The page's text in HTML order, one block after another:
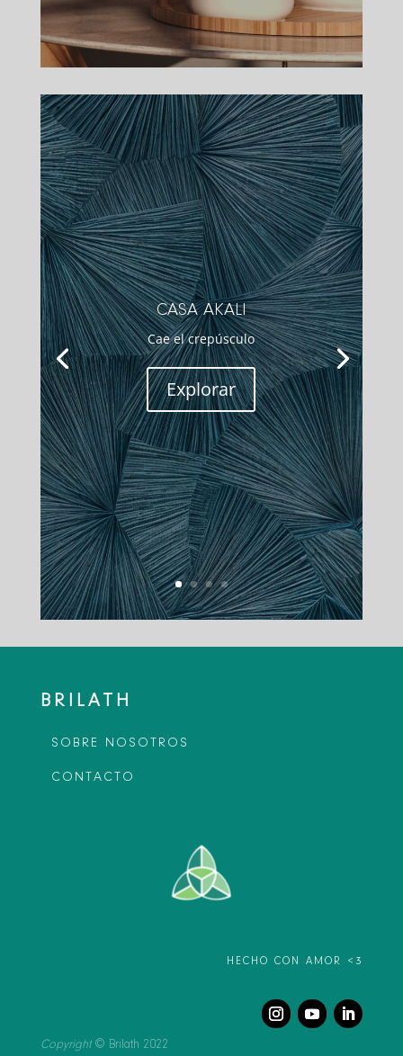
CASA AKALI
Cae el crepúsculo
Explorar
BRILATH
SOBRE NOSOTROS
CONTACTO
HECHO CON AMOR <3
Copyright© Brilath 2022